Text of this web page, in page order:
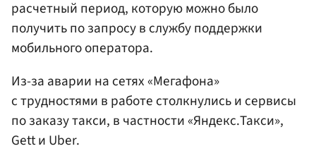
расчетный период, которую можно было
получить по запросу в службу поддержки
мобильного оператора.
Из-за аварии на сетях «Мегафона»
с трудностями в работе столкнулись и сервисы
по заказу такси, в частности «Яндекс.Такси»,
Gett и Uber.